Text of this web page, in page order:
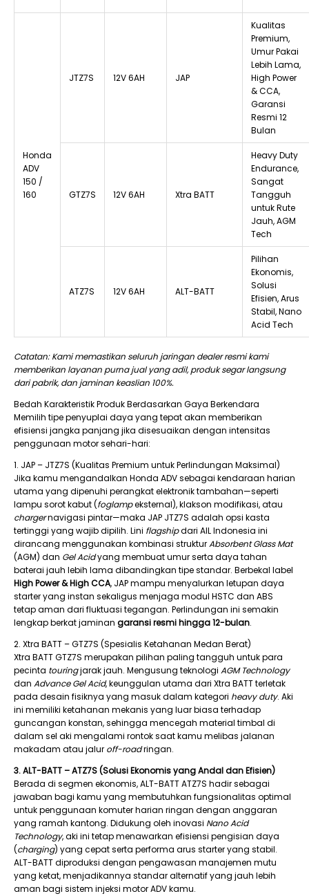
Honda
ADV
150 /
160
JTZ7S 12V 6AH JAP
Kualitas
Premium,
Umur Pakai
Lebih Lama,
High Power
& CCA,
Garansi
Resmi 12
Bulan
GTZ7S 12V 6AH Xtra BATT
Heavy Duty
Endurance,
Sangat
Tangguh
untuk Rute
Jauh, AGM
Tech
ATZ7S 12V 6AH ALT-BATT
Pilihan
Ekonomis,
Solusi
Efisien, Arus
Stabil, Nano
Acid Tech
Catatan: Kami memastikan seluruh jaringan dealer resmi kami
memberikan layanan purna jual yang adil, produk segar langsung
dari pabrik, dan jaminan keaslian 100%.
Bedah Karakteristik Produk Berdasarkan Gaya Berkendara
Memilih tipe penyuplai daya yang tepat akan memberikan
efisiensi jangka panjang jika disesuaikan dengan intensitas
penggunaan motor sehari-hari:
1. JAP – JTZ7S (Kualitas Premium untuk Perlindungan Maksimal)
Jika kamu mengandalkan Honda ADV sebagai kendaraan harian
utama yang dipenuhi perangkat elektronik tambahan—seperti
lampu sorot kabut (foglampeksternal), klakson modifikasi, atau
chargernavigasi pintar—maka JAP JTZ7S adalah opsi kasta
tertinggi yang wajib dipilih. Lini flagshipdari AIL Indonesia ini
dirancang menggunakan kombinasi strukturAbsorbent Glass Mat
(AGM) dan Gel Acidyang membuat umur serta daya tahan
baterai jauh lebih lama dibandingkan tipe standar. Berbekal label
High Power & High CCA, JAP mampu menyalurkan letupan daya
starter yang instan sekaligus menjaga modul HSTC dan ABS
tetap aman dari fluktuasi tegangan. Perlindungan ini semakin
lengkap berkat jaminan garansi resmi hingga 12-bulan.
2. Xtra BATT – GTZ7S (Spesialis Ketahanan Medan Berat)
Xtra BATT GTZ7S merupakan pilihan paling tangguh untuk para
pecinta touringjarak jauh. Mengusung teknologi AGM Technology
dan Advance Gel Acid, keunggulan utama dari Xtra BATT terletak
pada desain fisiknya yang masuk dalam kategori heavy duty. Aki
ini memiliki ketahanan mekanis yang luar biasa terhadap
guncangan konstan, sehingga mencegah material timbal di
dalam sel aki mengalami rontok saat kamu melibas jalanan
makadam atau jalur off-roadringan.
3. ALT-BATT – ATZ7S (Solusi Ekonomis yang Andal dan Efisien)
Berada di segmen ekonomis, ALT-BATT ATZ7S hadir sebagai
jawaban bagi kamu yang membutuhkan fungsionalitas optimal
untuk penggunaan komuter harian ringan dengan anggaran
yang ramah kantong. Didukung oleh inovasi Nano Acid
Technology, aki ini tetap menawarkan efisiensi pengisian daya
(charging) yang cepat serta performa arus starter yang stabil.
ALT-BATT diproduksi dengan pengawasan manajemen mutu
yang ketat, menjadikannya standar alternatif yang jauh lebih
aman bagi sistem injeksi motor ADV kamu.